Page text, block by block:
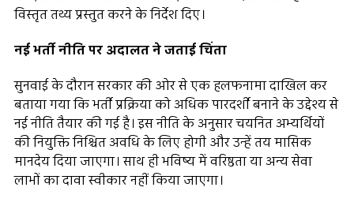
विस्तृत तथ्य प्रस्तुत करने के निर्देश दिए।
नई भर्ती नीति पर अदालत ने जताई चिंता
सुनवाई के दौरान सरकार की ओर से एक हलफनामा दाखिल कर
बताया गया कि भर्ती प्रक्रिया को अधिक पारदर्शी बनाने के उद्देश्य से
नई नीति तैयार की गई है। इस नीति के अनुसार चयनित अभ्यर्थियों
की नियुक्ति निश्चित अवधि के लिए होगी और उन्हें तय मासिक
मानदेय दिया जाएगा। साथ ही भविष्य में वरिष्ठता या अन्य सेवा
लाभों का दावा स्वीकार नहीं किया जाएगा।